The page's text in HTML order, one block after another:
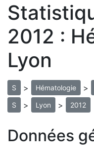
2012 :
Lyon
S > Hématologie >
S > Lyon > 2012
Données